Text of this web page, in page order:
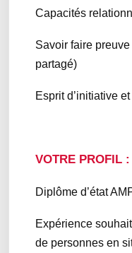
Capacités
Savoir faire
partagé)
Esprit d’initiative
VOTRE PROFIL :
Diplôme d’état
Expérience
de personnes en